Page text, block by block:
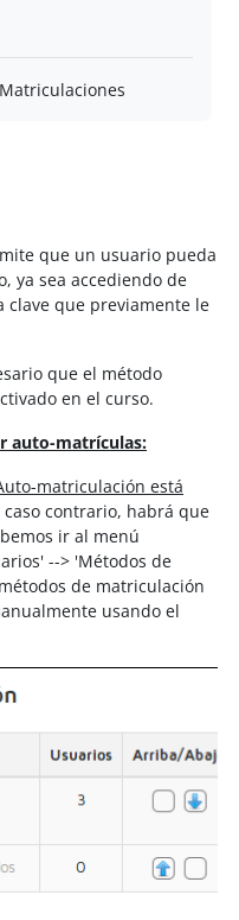
que un usuario pueda
ya sea accediendo de
que previamente le
que el método
en el curso.
auto-matrículas:
matriculación está
caso contrario, habrá que
ir al menú
--> 'Métodos de
de matriculación
usando el